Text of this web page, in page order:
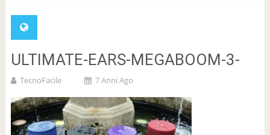
ULTIMATE-EARS-MEGABOOM-3-
TecnoFacile 7 Anni Ago